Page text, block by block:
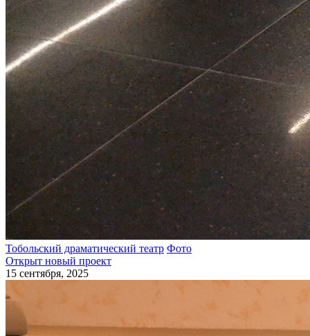
Тобольский драматический театр Фото
Открыт новый проект
15 сентября, 2025